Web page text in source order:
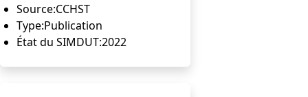
Source:CCHST
Type:Publication
État du SIMDUT:2022